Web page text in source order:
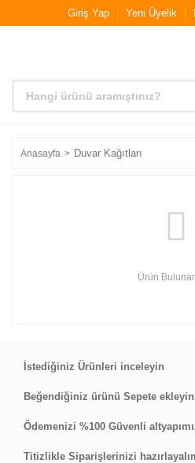
Giriş Yap Yeni Üyelik
Anasayfa Duvar Kağıtları
Ürün
İstediğiniz Ürünleri inceleyin
Beğendiğiniz ürünü Sepete ekleyin
Ödemenizi %100 Güvenli
Titizlikle Siparişlerinizi